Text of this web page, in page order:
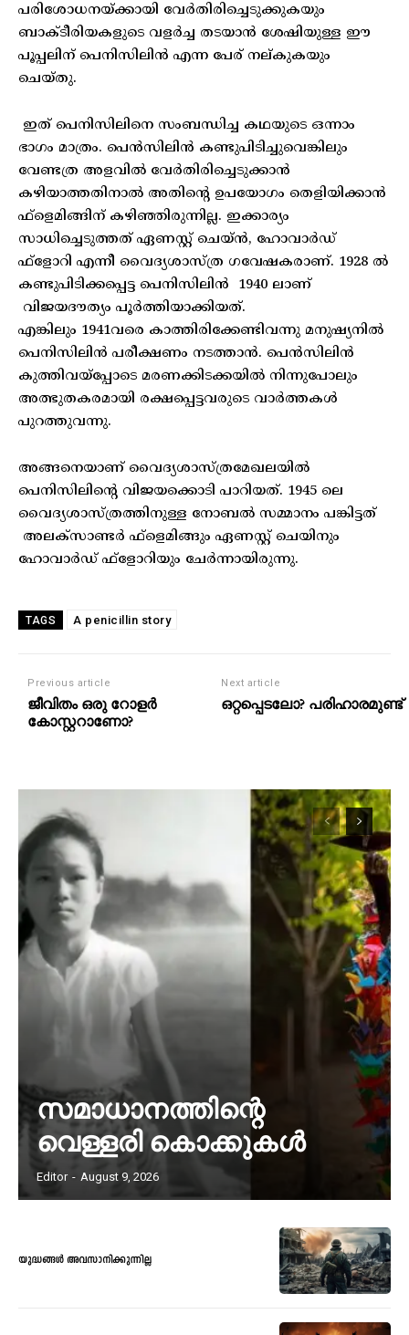
പരിശോധനയ്ക്കായി വേർതിരിച്ചെടുക്കുകയും
ബാക്ടീരിയകളുടെ വളർച്ച തടയാൻ ശേഷിയുള്ള ഈ
പൂപ്പലിന് പെനിസിലിൻ എന്ന പേര് നല്കുകയും
ചെയ്തു.
ഇത് പെനിസിലിനെ സംബന്ധിച്ച കഥയുടെ ഒന്നാം
ഭാഗം മാത്രം. പെൻസിലിൻ കണ്ടുപിടിച്ചുവെങ്കിലും
വേണ്ടത്ര അളവിൽ വേർതിരിച്ചെടുക്കാൻ
കഴിയാത്തതിനാൽ അതിന്റെ ഉപയോഗം തെളിയിക്കാൻ
ഫ്ളെമിങ്ങിന് കഴിഞ്ഞിരുന്നില്ല. ഇക്കാര്യം
സാധിച്ചെടുത്തത് ഏണസ്റ്റ് ചെയ്ൻ, ഹോവാർഡ്
ഫ്ളോറി എന്നീ വൈദ്യശാസ്ത്ര ഗവേഷകരാണ്. 1928 ൽ
കണ്ടുപിടിക്കപ്പെട്ട പെനിസിലിൻ 1940 ലാണ്
വിജയദൗത്യം പൂർത്തിയാക്കിയത്.
എങ്കിലും 1941വരെ കാത്തിരിക്കേണ്ടിവന്നു മനുഷ്യനിൽ
പെനിസിലിൻ പരീക്ഷണം നടത്താൻ. പെൻസിലിൻ
കുത്തിവയ്പ്പോടെ മരണക്കിടക്കയിൽ നിന്നുപോലും
അത്ഭുതകരമായി രക്ഷപ്പെട്ടവരുടെ വാർത്തകൾ
പുറത്തുവന്നു.
അങ്ങനെയാണ് വൈദ്യശാസ്ത്രമേഖലയിൽ
പെനിസിലിന്റെ വിജയക്കൊടി പാറിയത്. 1945 ലെ
വൈദ്യശാസ്ത്രത്തിനുള്ള നോബൽ സമ്മാനം പങ്കിട്ടത്
അലക്സാണ്ടർ ഫ്ളെമിങ്ങും ഏണസ്റ്റ് ചെയിനും
ഹോവാർഡ് ഫ്ളോറിയും ചേർന്നായിരുന്നു.
TAGS A penicillin story
Previous article
ജീവിതം ഒരു റോളർ
കോസ്റ്ററാണോ?
Next article
ഒറ്റപ്പെടലോ? പരിഹാരമുണ്ട്
സമാധാനത്തിന്റെ
വെള്ളരി കൊക്കുകൾ
Editor - August 9, 2026
യുദ്ധങ്ങൾ അവസാനിക്കുന്നില്ല